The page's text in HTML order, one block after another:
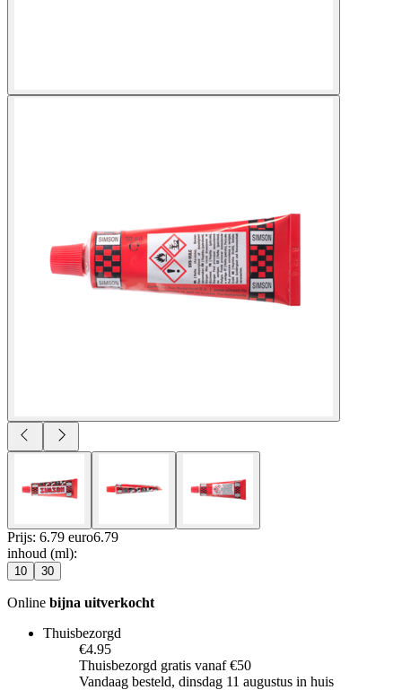
Prijs: 6.79 euro6.79
inhoud (ml):
10 30
Online bijna uitverkocht
Thuisbezorgd
€4.95
Thuisbezorgd gratis vanaf €50
Vandaag besteld, dinsdag 11 augustus in huis